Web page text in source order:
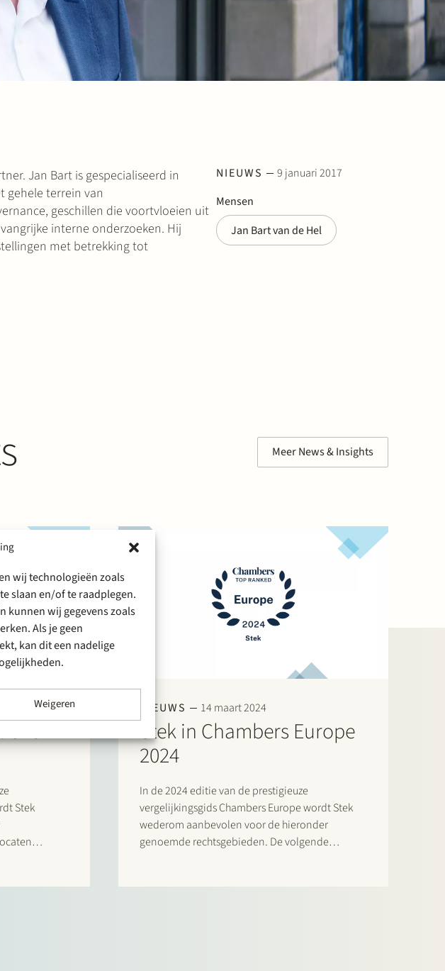
wij technologieën zoals
slaan en/of te raadplegen.
kunnen wij gegevens zoals
Als je geen
kan dit een nadelige
Weigeren
NIEUWS
9 januari 2017
Mensen
Jan Bart van de Hel
Jan Bart is gespecialiseerd in
gehele terrein van
geschillen die voortvloeien uit
interne onderzoeken. Hij
met betrekking tot
Meer News & Insights
van
Stek
NIEUWS 14 maart 2024
Stek in Chambers Europe
2024
In de 2024 editie van de prestigieuze
vergelijkingsgids Chambers Europe wordt Stek
wederom aanbevolen voor de hieronder
genoemde rechtsgebieden. De volgende